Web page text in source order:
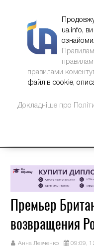
Премьер
возвращения
Анна Левченко 09:09,
ua.info,
правилами
файлів cookie,
Докладніше про